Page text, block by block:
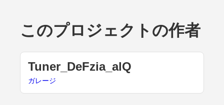
このプロジェクトの作者
Tuner_DeFzia_alQ
ガレージ